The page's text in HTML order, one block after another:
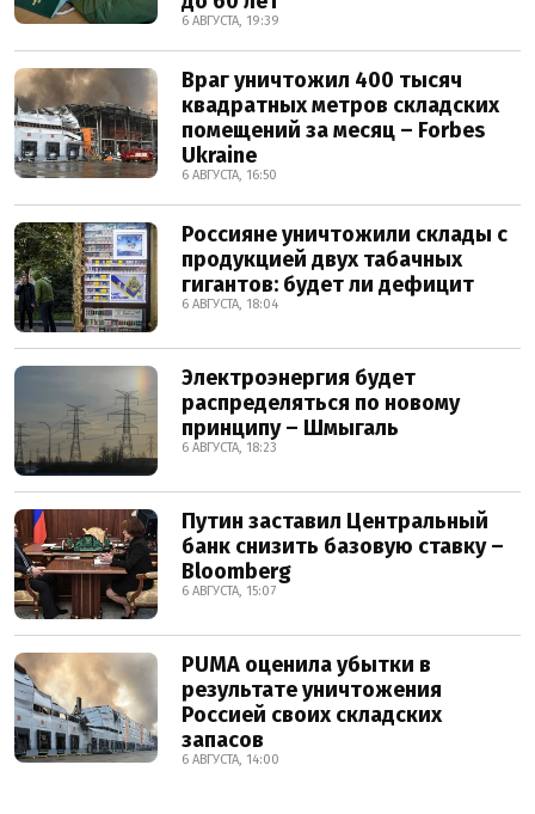
6 АВГУСТА, 19:39
Враг уничтожил 400 тысяч
квадратных метров складских
помещений за месяц – Forbes
Ukraine
6 АВГУСТА, 16:50
Россияне уничтожили склады с
продукцией двух табачных
гигантов: будет ли дефицит
6 АВГУСТА, 18:04
Электроэнергия будет
распределяться по новому
принципу – Шмыгаль
6 АВГУСТА, 18:23
Путин заставил Центральный
банк снизить базовую ставку –
Bloomberg
6 АВГУСТА, 15:07
PUMA оценила убытки в
результате уничтожения
Россией своих складских
запасов
6 АВГУСТА, 14:00